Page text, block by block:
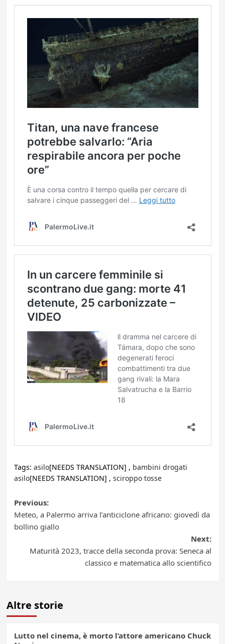
Tags: asilo[NEEDS TRANSLATION] , bambini drogati
asilo[NEEDS TRANSLATION] , sciroppo tosse
Post
navigation
Previous:
Meteo, a Palermo arriva l’anticiclone africano: giovedì da
bollino giallo
Next:
Maturità 2023, tracce della seconda prova: Seneca al
classico e matematica allo scientifico
Altre storie
Lutto nel cinema, è morto l’attore americano Chuck